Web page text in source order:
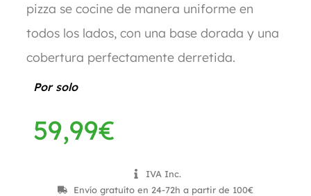
pizza se cocine de manera uniforme en
todos los lados, con una base dorada y una
cobertura perfectamente derretida.
Por solo
59,99€
IVA Inc.
Envío gratuíto en 24-72h a partir de 100€